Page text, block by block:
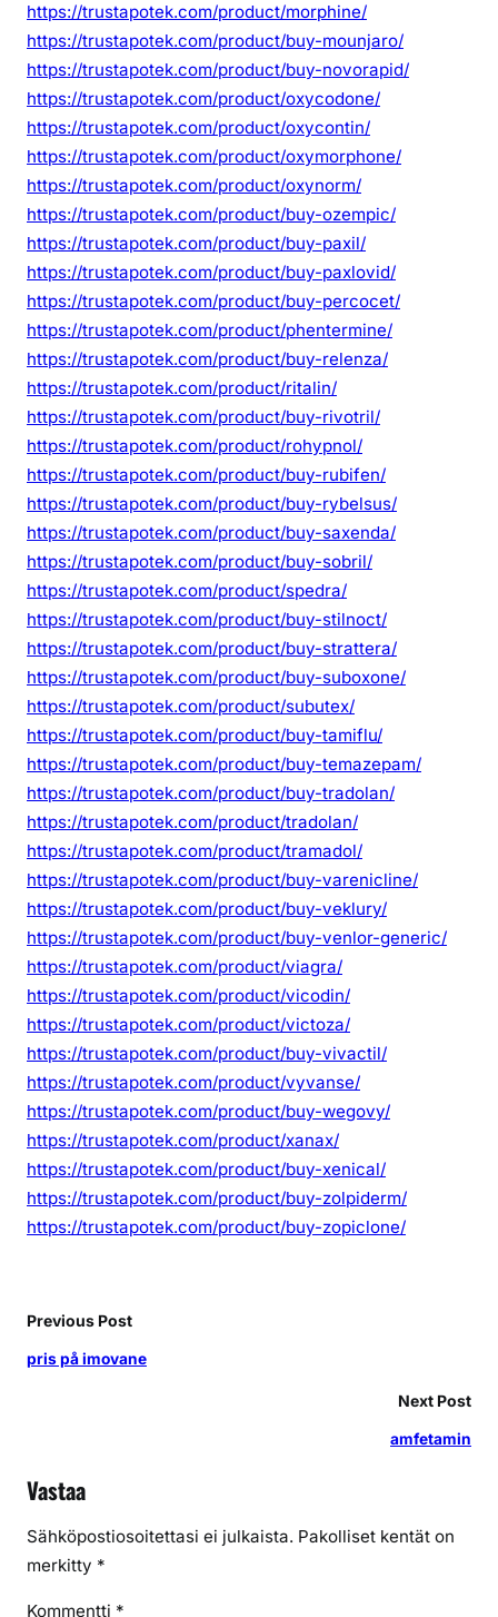
https://trustapotek.com/product/morphine/
https://trustapotek.com/product/buy-mounjaro/
https://trustapotek.com/product/buy-novorapid/
https://trustapotek.com/product/oxycodone/
https://trustapotek.com/product/oxycontin/
https://trustapotek.com/product/oxymorphone/
https://trustapotek.com/product/oxynorm/
https://trustapotek.com/product/buy-ozempic/
https://trustapotek.com/product/buy-paxil/
https://trustapotek.com/product/buy-paxlovid/
https://trustapotek.com/product/buy-percocet/
https://trustapotek.com/product/phentermine/
https://trustapotek.com/product/buy-relenza/
https://trustapotek.com/product/ritalin/
https://trustapotek.com/product/buy-rivotril/
https://trustapotek.com/product/rohypnol/
https://trustapotek.com/product/buy-rubifen/
https://trustapotek.com/product/buy-rybelsus/
https://trustapotek.com/product/buy-saxenda/
https://trustapotek.com/product/buy-sobril/
https://trustapotek.com/product/spedra/
https://trustapotek.com/product/buy-stilnoct/
https://trustapotek.com/product/buy-strattera/
https://trustapotek.com/product/buy-suboxone/
https://trustapotek.com/product/subutex/
https://trustapotek.com/product/buy-tamiflu/
https://trustapotek.com/product/buy-temazepam/
https://trustapotek.com/product/buy-tradolan/
https://trustapotek.com/product/tradolan/
https://trustapotek.com/product/tramadol/
https://trustapotek.com/product/buy-varenicline/
https://trustapotek.com/product/buy-veklury/
https://trustapotek.com/product/buy-venlor-generic/
https://trustapotek.com/product/viagra/
https://trustapotek.com/product/vicodin/
https://trustapotek.com/product/victoza/
https://trustapotek.com/product/buy-vivactil/
https://trustapotek.com/product/vyvanse/
https://trustapotek.com/product/buy-wegovy/
https://trustapotek.com/product/xanax/
https://trustapotek.com/product/buy-xenical/
https://trustapotek.com/product/buy-zolpiderm/
https://trustapotek.com/product/buy-zopiclone/
Previous Post
pris på imovane
Next Post
amfetamin
Vastaa
Sähköpostiosoitettasi ei julkaista. Pakolliset kentät on
merkitty *
Kommentti *